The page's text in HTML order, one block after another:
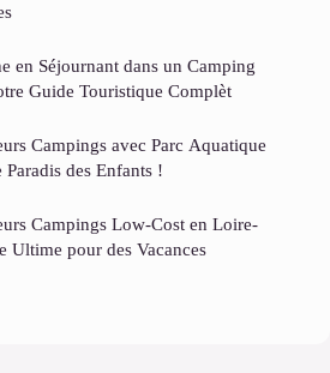
en Séjournant dans un Camping
Guide Touristique Complèt
Campings avec Parc Aquatique
des Enfants !
Campings Low-Cost en Loire-
Ultime pour des Vacances